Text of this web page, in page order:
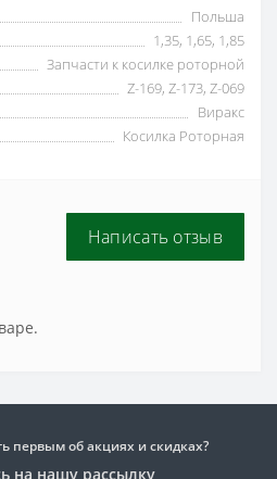
Польша
1,35, 1,65, 1,85
Запчасти к косилке роторной
Z-169, Z-173, Z-069
Виракс
Косилка Роторная
Написать отзыв
первым об акциях и скидках?
на нашу рассылку